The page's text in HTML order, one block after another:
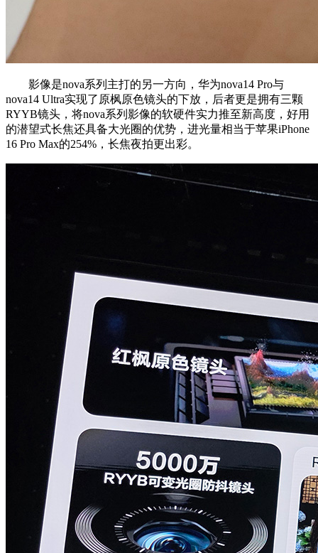
影像是nova系列主打的另一方向，华为nova14 Pro与
nova14 Ultra实现了原枫原色镜头的下放，后者更是拥有三颗
RYYB镜头，将nova系列影像的软硬件实力推至新高度，好用
的潜望式长焦还具备大光圈的优势，进光量相当于苹果iPhone
16 Pro Max的254%，长焦夜拍更出彩。